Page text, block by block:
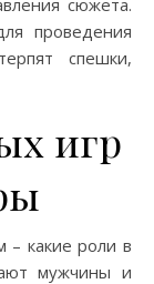
сюжета.
проведения
спешки,
игр
– какие роли в
мужчины и